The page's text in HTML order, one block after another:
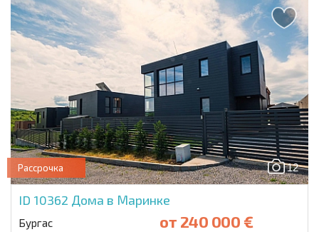
12
Рассрочка
ID 10362 Дома в Маринке
Бургас от 240 000 €